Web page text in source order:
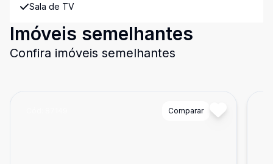
Sala de TV
Imóveis semelhantes
Confira imóveis semelhantes
Comparar